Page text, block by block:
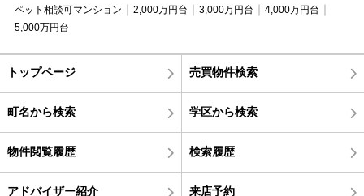
ペット相談可マンション
2,000万円台 3,000万円台
4,000万円台
5,000万円台
トップページ 売買物件検索
町名から検索 学区から検索
物件閲覧履歴 検索履歴
アドバイザー紹介 来店予約